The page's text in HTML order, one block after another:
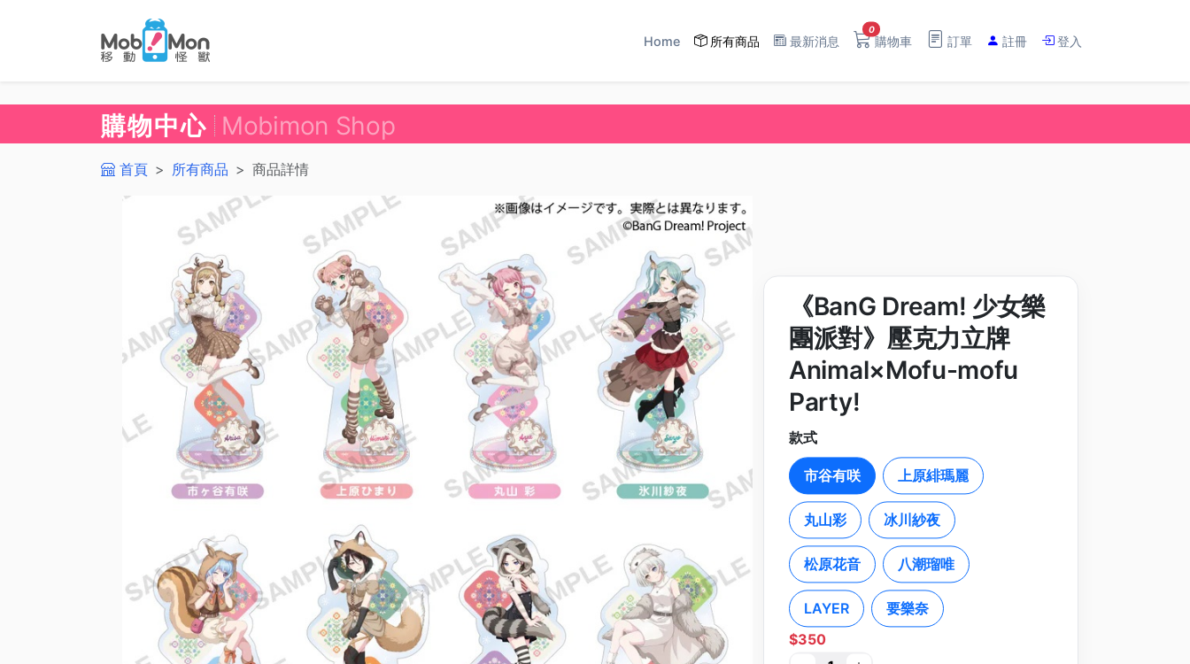
Home 所有商品 最新消息
0
購物車 訂單 註冊 登入
購物中心 Mobimon Shop
首頁 所有商品 商品詳情
《BanG Dream! 少女樂
團派對》壓克力立牌
Animal×Mofu-mofu
Party!
款式
市谷有咲 上原緋瑪麗
丸山彩 冰川紗夜
松原花音 八潮瑠唯
LAYER
要樂奈
$350